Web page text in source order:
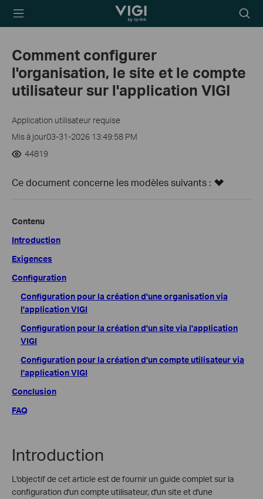
TP-Link, Reliably
icon
Comment configurer
l'organisation, le site et le compte
utilisateur sur l'application VIGI
Application utilisateur requise
Mis à jour03-31-2026 13:49:58 PM
44819
Ce document concerne les modèles suivants :
Contenu
Introduction
Exigences
Configuration
Configuration pour la création d'une organisation via
l'application VIGI
Configuration pour la création d'un site via l'application
VIGI
Configuration pour la création d'un compte utilisateur via
l'application VIGI
Conclusion
FAQ
Introduction
L'objectif de cet article est de fournir un guide complet sur la
configuration d'un compte utilisateur, d'un site et d'une